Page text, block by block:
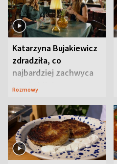
Katarzyna Bujakiewicz
zdradziła, co
najbardziej zachwyca
ją w Lublinie
Rozmowy